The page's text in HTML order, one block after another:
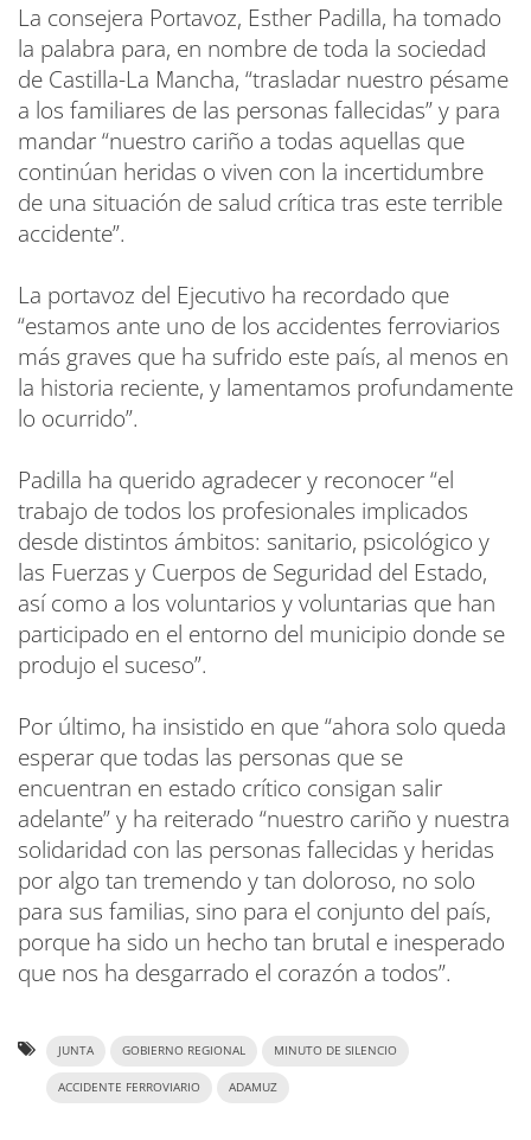
La consejera Portavoz, Esther Padilla, ha tomado
la palabra para, en nombre de toda la sociedad
de Castilla-La Mancha, “trasladar nuestro pésame
a los familiares de las personas fallecidas” y para
mandar “nuestro cariño a todas aquellas que
continúan heridas o viven con la incertidumbre
de una situación de salud crítica tras este terrible
accidente”.
La portavoz del Ejecutivo ha recordado que
“estamos ante uno de los accidentes ferroviarios
más graves que ha sufrido este país, al menos en
la historia reciente, y lamentamos profundamente
lo ocurrido”.
Padilla ha querido agradecer y reconocer “el
trabajo de todos los profesionales implicados
desde distintos ámbitos: sanitario, psicológico y
las Fuerzas y Cuerpos de Seguridad del Estado,
así como a los voluntarios y voluntarias que han
participado en el entorno del municipio donde se
produjo el suceso”.
Por último, ha insistido en que “ahora solo queda
esperar que todas las personas que se
encuentran en estado crítico consigan salir
adelante” y ha reiterado “nuestro cariño y nuestra
solidaridad con las personas fallecidas y heridas
por algo tan tremendo y tan doloroso, no solo
para sus familias, sino para el conjunto del país,
porque ha sido un hecho tan brutal e inesperado
que nos ha desgarrado el corazón a todos”.
JUNTA GOBIERNO REGIONAL MINUTO DE SILENCIO
ACCIDENTE FERROVIARIO ADAMUZ